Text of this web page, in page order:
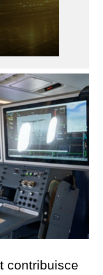
contribuisce